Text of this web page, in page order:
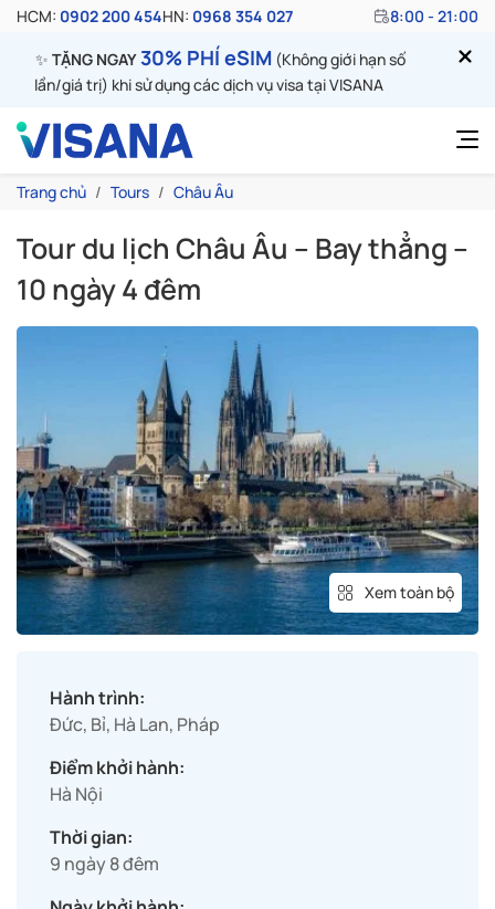
HCM: 0902 200 454HN: 0968 354 027 8:00 - 21:00
✨ TẶNG NGAY30% PHÍ eSIM (Không giới hạn số
lần/giá trị) khi sử dụng các dịch vụ visa tại VISANA
Trang chủ Tours Châu Âu
Tour du lịch Châu Âu – Bay thẳng –
10 ngày 4 đêm
Xem toàn bộ
Hành trình:
Đức, Bỉ, Hà Lan, Pháp
Điểm khởi hành:
Hà Nội
Thời gian:
9 ngày 8 đêm